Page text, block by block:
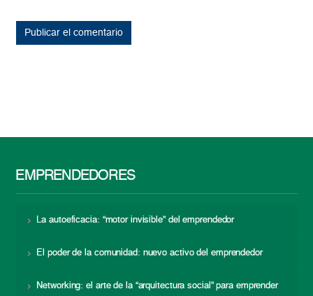
EMPRENDEDORES
La autoeficacia: “motor invisible” del emprendedor
El poder de la comunidad: nuevo activo del emprendedor
Networking: el arte de la “arquitectura social” para emprender